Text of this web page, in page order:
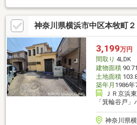
ら【COMPASS】にぜひご相談ください！
や、ご要望について明確にお応えいたしま
お客様のご希望条件をお聞かせください！
神奈川県横浜市中区本牧町
3,199万円
間取り 4LDK
建物面積
土地面積
築年月 1986年
ＪＲ京浜
「箕輪谷戸
神奈川県